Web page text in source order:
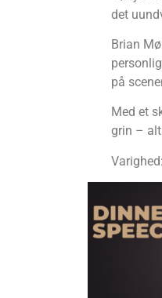
det
Brian
på
Med et
grin –